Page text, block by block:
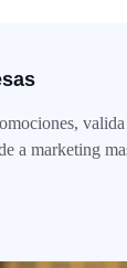
a marketing